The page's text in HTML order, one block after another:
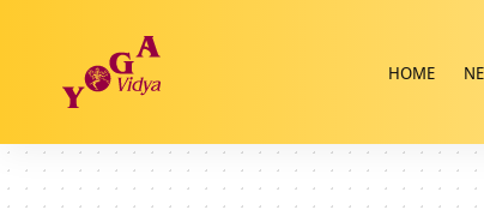
HOME